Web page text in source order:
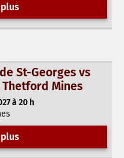
St-Georges vs
Thetford Mines
à 20 h